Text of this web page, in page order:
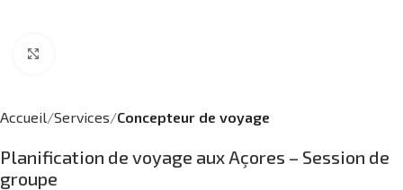
Accueil Services Concepteur de voyage
Planification de voyage aux Açores – Session de
groupe